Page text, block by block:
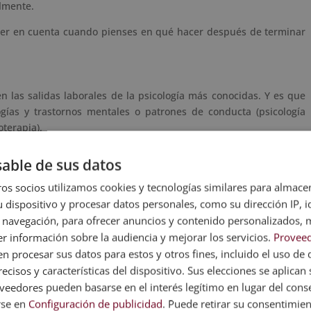
en cuenta cuando pienses en qué hacer después de terminar
las salidas laborales de la psicología más conocidas. Y es que
y trastornos mentales o patrones de conducta (psicología
empresas está tomando cada vez mayor relevancia. Y es que
resultados comerciales. Por ello, cada vez son más las
para formar departamentos de recursos humanos
perfiles y candidatos.
se ha convertido en una salida profesional de la psicología muy
psicología parapoder ejercer como coach, lo cierto es que los
otra y viceversa.
de sus datos
socios utilizamos cookies y tecnologías similares para
dispositivo y procesar datos personales, como su dirección IP,
para ofrecer anuncios y contenido personalizados,
información sobre la audiencia y mejorar los servicios.
procesar sus datos para estos y otros fines, incluido el uso de
y características del dispositivo. Sus elecciones se aplican
pueden basarse en el interés legítimo en lugar del
en Configuración de publicidad. Puede retirar su